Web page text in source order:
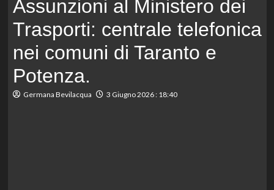
Assunzioni al Ministero dei
Trasporti: centrale telefonica
nei comuni di Taranto e
Potenza.
Germana Bevilacqua 3 Giugno 2026 : 18:40